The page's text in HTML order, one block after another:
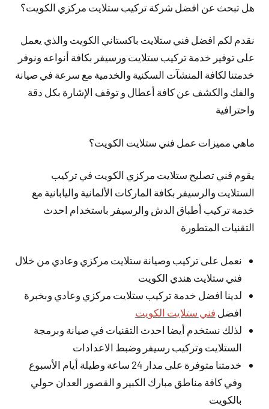
هل تبحث عن افضل شركة تركيب ستلايت مركزي الكويت؟
نقدم لكم افضل فني ستلايت باكستاني الكويت والذي يعمل
على توفير خدمة تركيب ستلايت ورسيفر بكافة أنواعه ونوفر
خدمتنا لكافة المنشآت السكنية والخدمية مع سرعة في صيانة
والفك والكشف عن كافة أعطال و توقف الإشارة بكل دقة
واحترافية
ماهي مميزات عمل فني ستلايت الكويت؟
يقوم فني تصليح ستلايت مركزي الكويت في تركيب
الستلايت والرسيفر بكافة الماركات الألمانية واليابانية مع
خدمة تركيب أطباق الدش والرسيفر باستخدام احدث
التقنيات المتطورة
نعمل على تركيب وصيانة ستلايت مركزي وعادي من خلال
فني ستلايت هندي الكويت
لدينا افضل خدمة تركيب ستلايت مركزي وعادي وبخبرة
افضل فني ستلايت الكويت
لذلك نستخدم أيضا احدث التقنيات في صيانة وبرمجة
الستلايت وتركيب رسيفر وضبط الاعدادات
خدمتنا متوفرة على مدار 24 ساعة وطيلة أيام الأسبوع
وفي كافة مناطق مبارك الكبير و القصور العدان حولي
بالكويت